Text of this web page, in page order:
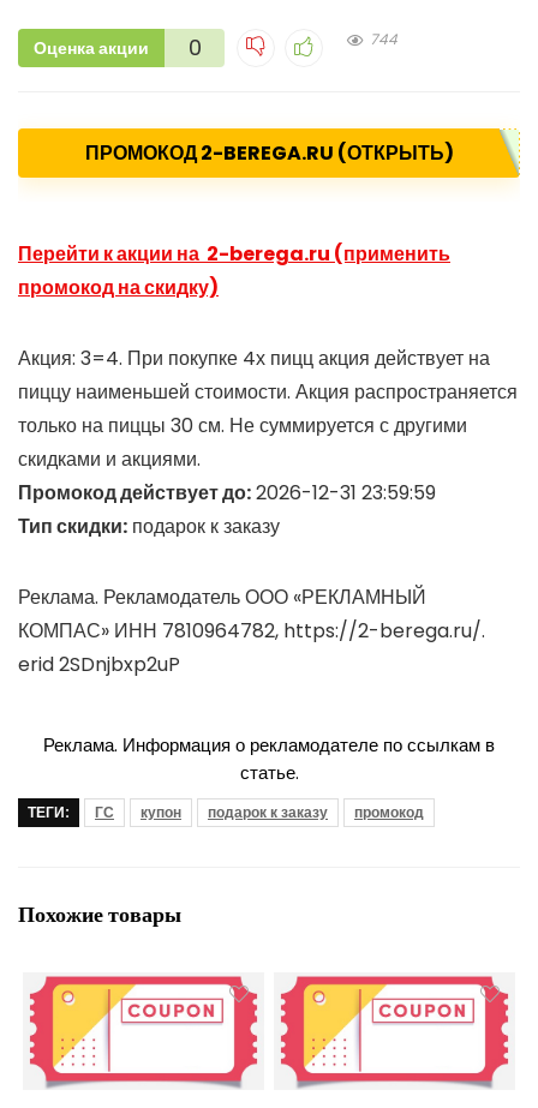
Оценка акции 0 744
ПРОМОКОД 2-BEREGA.RU (ОТКРЫТЬ)
Перейти к акции на 2-berega.ru (применить
промокод на скидку)
Акция: 3=4. При покупке 4х пицц акция действует на
пиццу наименьшей стоимости. Акция распространяется
только на пиццы 30 см. Не суммируется с другими
скидками и акциями.
Промокод действует до:2026-12-31 23:59:59
Тип скидки: подарок к заказу
Реклама. Рекламодатель ООО «РЕКЛАМНЫЙ
КОМПАС» ИНН 7810964782, https://2-berega.ru/.
erid 2SDnjbxp2uP
Реклама. Информация о рекламодателе по ссылкам в
статье.
ТЕГИ: ГС купон подарок к заказу промокод
Похожие товары